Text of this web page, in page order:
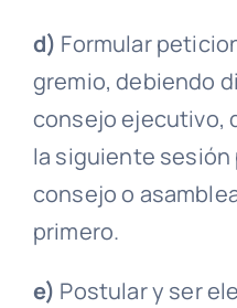
d) Formular
gremio, debiendo
consejo ejecutivo,
la siguiente sesión
consejo o
primero.
e) Postular y ser